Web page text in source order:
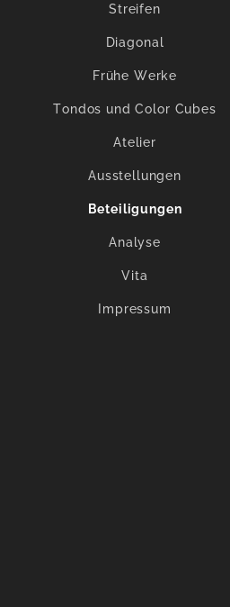
Streifen
Diagonal
Frühe Werke
Tondos und Color Cubes
Atelier
Ausstellungen
Beteiligungen
Analyse
Vita
Impressum